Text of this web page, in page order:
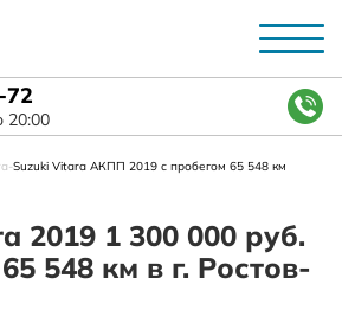
72
20:00
-Suzuki Vitara АКПП 2019 с пробегом 65 548 км
2019 1 300 000 руб.
548 км в г. Ростов-